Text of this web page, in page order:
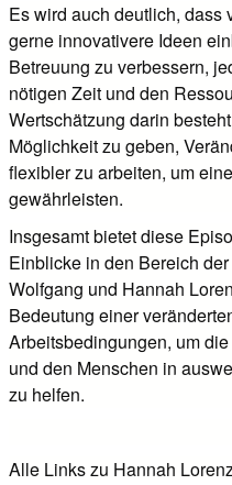
Es wird auch deutlich, dass
gerne innovativere Ideen
Betreuung zu verbessern,
nötigen Zeit und den
Wertschätzung darin
Möglichkeit zu geben,
flexibler zu arbeiten, um
gewährleisten.
Insgesamt bietet diese
Einblicke in den Bereich
Wolfgang und Hannah
Bedeutung einer
Arbeitsbedingungen, um
und den Menschen in
zu helfen.
Alle Links zu Hannah